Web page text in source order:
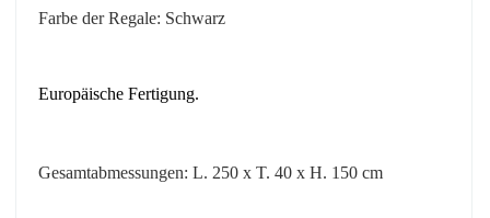
Farbe der Regale: Schwarz
Europäische Fertigung.
Gesamtabmessungen: L. 250 x T. 40 x H. 150 cm